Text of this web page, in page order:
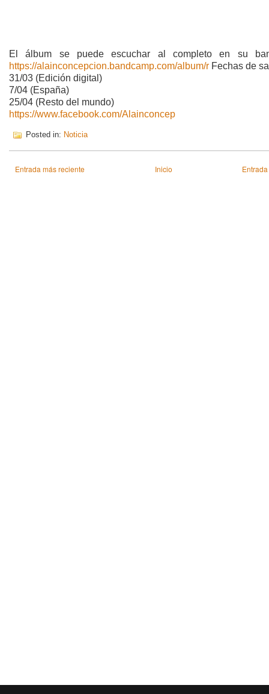
El álbum se puede escuchar al completo en su
https://alainconcepcion.bandcamp.com/album/r Fechas de
31/03 (Edición digital)
7/04 (España)
25/04 (Resto del mundo)
https://www.facebook.com/Alainconcep
Posted in: Noticia
Entrada más reciente Inicio